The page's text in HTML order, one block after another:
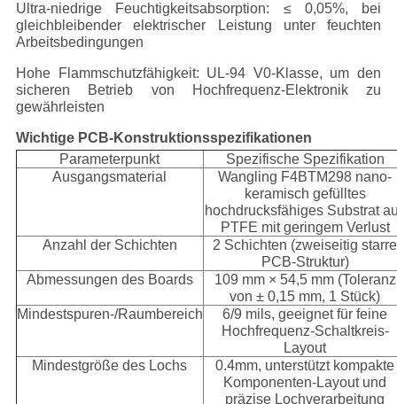
Ultra-niedrige Feuchtigkeitsabsorption: ≤ 0,05%, bei
gleichbleibender elektrischer Leistung unter feuchten
Arbeitsbedingungen
Hohe Flammschutzfähigkeit: UL-94 V0-Klasse, um den
sicheren Betrieb von Hochfrequenz-Elektronik zu
gewährleisten
Wichtige PCB-Konstruktionsspezifikationen
Parameterpunkt
Spezifische Spezifikation
Ausgangsmaterial
Wangling F4BTM298 nano-
keramisch gefülltes
hochdrucksfähiges Substrat
PTFE mit geringem Verlust
Anzahl der Schichten
2 Schichten (zweiseitig starre
PCB-Struktur)
Abmessungen des Boards
109 mm × 54,5 mm (Toleranz
von ± 0,15 mm, 1 Stück)
Mindestspuren-/Raumbereich
6/9 mils, geeignet für feine
Hochfrequenz-Schaltkreis-
Layout
Mindestgröße des Lochs
0.4mm, unterstützt kompakte
Komponenten-Layout und
präzise Lochverarbeitung